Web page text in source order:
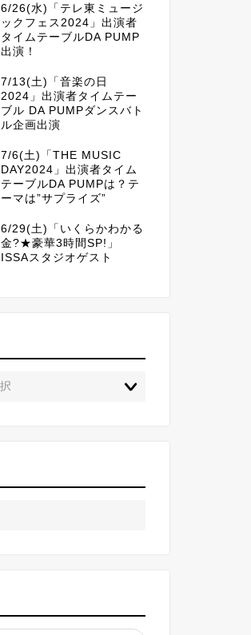
6/26(水)「テレ東ミュージ
ックフェス2024」出演者
タイムテーブルDA PUMP
出演！
7/13(土)「音楽の日
2024」出演者タイムテー
ブル DA PUMPダンスバト
ル企画出演
7/6(土)「THE MUSIC
DAY2024」出演者タイム
テーブルDA PUMPは？テ
ーマは”サプライズ”
6/29(土)「いくらかわかる
金?★豪華3時間SP!」
ISSAスタジオゲスト